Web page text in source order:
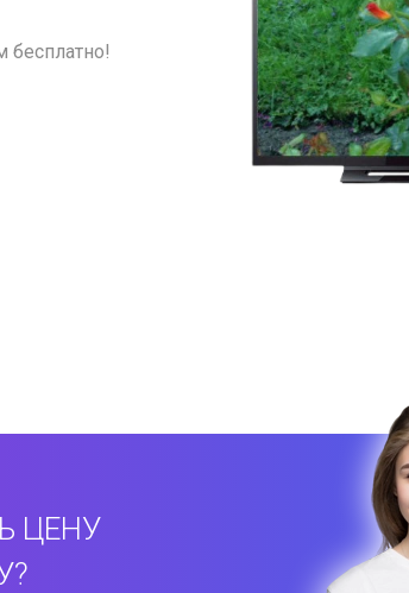
бесплатно!
ЦЕНУ